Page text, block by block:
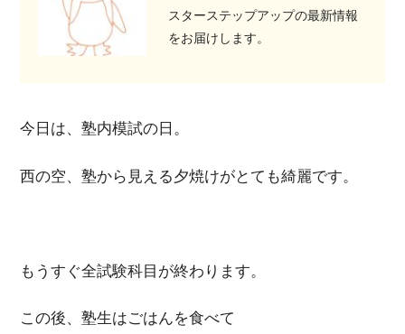
スターステップアップの最新情報
をお届けします。
今日は、塾内模試の日。
西の空、塾から見える夕焼けがとても綺麗です。
もうすぐ全試験科目が終わります。
この後、塾生はごはんを食べて